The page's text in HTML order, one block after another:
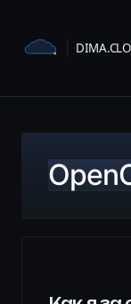
содержимому